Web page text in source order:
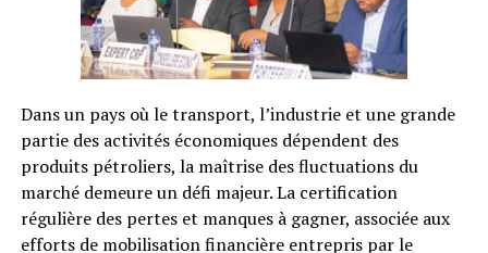
Dans un pays où le transport, l’industrie et une grande
partie des activités économiques dépendent des
produits pétroliers, la maîtrise des fluctuations du
marché demeure un défi majeur. La certification
régulière des pertes et manques à gagner, associée aux
efforts de mobilisation financière entrepris par le